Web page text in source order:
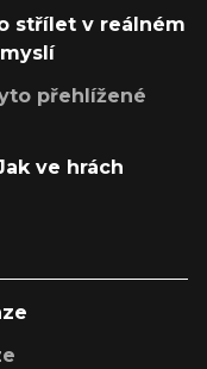
střílet v reálném
přehlížené
ve hrách